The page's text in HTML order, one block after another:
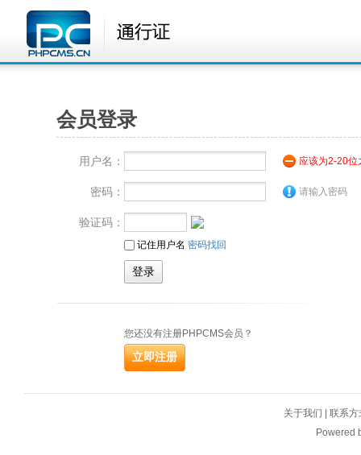
会员登录
用户名： 应该为2-20位
密码： 请输入密码
验证码：
记住用户名 密码找回
您还没有注册PHPCMS会员？
关于我们
联系方
Powered